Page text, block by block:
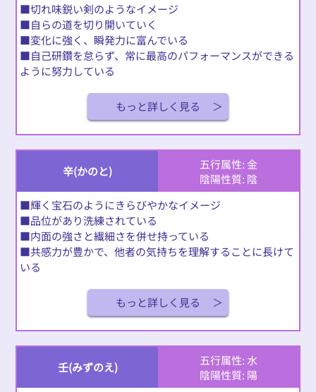
■切れ味鋭い剣のようなイメージ
■自らの道を切り開いていく
■変化に強く、瞬発力に富んでいる
■自己研鑽を怠らず、常に最高のパフォーマンスができる
ように努力している
もっと詳しく見る
辛(かのと)
五行属性: 金
陰陽性質: 陰
■輝く宝石のようにきらびやかなイメージ
■品位があり洗練されている
■内面の強さと繊細さを併せ持っている
■共感力が豊かで、他者の気持ちを理解することに長けて
いる
もっと詳しく見る
壬(みずのえ)
五行属性: 水
陰陽性質: 陽